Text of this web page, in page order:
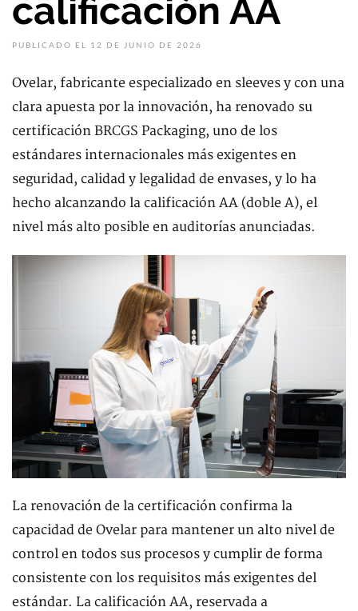
calificación AA
PUBLICADO EL 12 DE JUNIO DE 2026
Ovelar, fabricante especializado en sleeves y con una
clara apuesta por la innovación, ha renovado su
certificación BRCGS Packaging, uno de los
estándares internacionales más exigentes en
seguridad, calidad y legalidad de envases, y lo ha
hecho alcanzando la calificación AA (doble A), el
nivel más alto posible en auditorías anunciadas.
La renovación de la certificación confirma la
capacidad de Ovelar para mantener un alto nivel de
control en todos sus procesos y cumplir de forma
consistente con los requisitos más exigentes del
estándar. La calificación AA, reservada a